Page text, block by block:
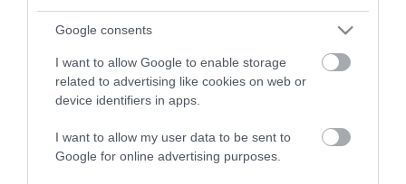
Google consents
I want to allow Google to enable storage
related to advertising like cookies on web or
device identifiers in apps.
I want to allow my user data to be sent to
Google for online advertising purposes.
Művelődj, szórakozz, kíváncsiskodj, kóstolgass
és ismerd meg a Hamu és Gyémánt világát!